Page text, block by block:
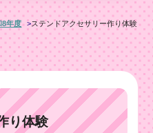
8年度 ステンドアクセサリー作り体験
り体験